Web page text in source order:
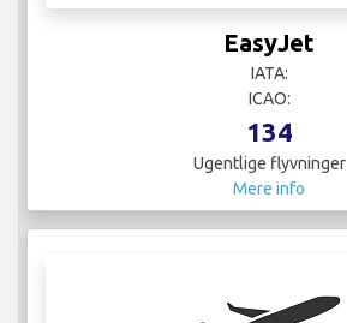
EasyJet
IATA:
ICAO:
134
Ugentlige flyvninger
Mere info